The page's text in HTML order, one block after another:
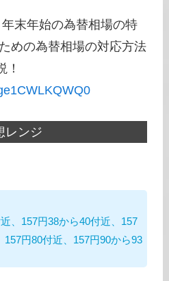
年末年始の為替相場の特
めの為替相場の対応方法
！
レンジ
、157円38から40付近、157
157円80付近、157円90から93